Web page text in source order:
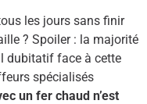
les jours sans finir
? Spoiler : la majorité
dubitatif face à cette
spécialisés
un fer chaud n’est